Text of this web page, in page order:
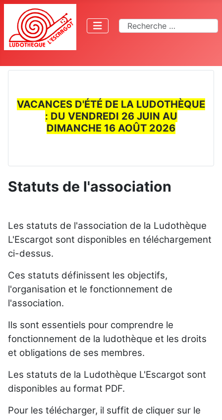
VACANCES D'ÉTÉ DE LA LUDOTHÈQUE
: DU VENDREDI 26 JUIN AU
DIMANCHE 16 AOÛT 2026
Statuts de l'association
Les statuts de l'association de la Ludothèque
L'Escargot sont disponibles en téléchargement
ci-dessus.
Ces statuts définissent les objectifs,
l'organisation et le fonctionnement de
l'association.
Ils sont essentiels pour comprendre le
fonctionnement de la ludothèque et les droits
et obligations de ses membres.
Les statuts de la Ludothèque L'Escargot sont
disponibles au format PDF.
Pour les télécharger, il suffit de cliquer sur le